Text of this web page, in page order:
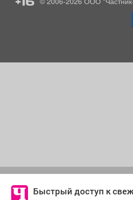
Быстрый доступ к
согласие на обработку файлов